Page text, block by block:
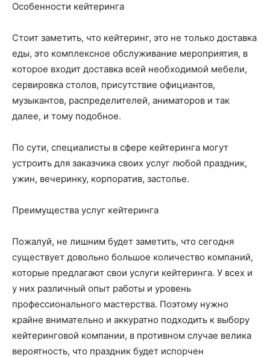
Особенности кейтеринга
Стоит заметить, что кейтеринг, это не только доставка
еды, это комплексное обслуживание мероприятия, в
которое входит доставка всей необходимой мебели,
сервировка столов, присутствие официантов,
музыкантов, распределителей, аниматоров и так
далее, и тому подобное.
По сути, специалисты в сфере кейтеринга могут
устроить для заказчика своих услуг любой праздник,
ужин, вечеринку, корпоратив, застолье.
Преимущества услуг кейтеринга
Пожалуй, не лишним будет заметить, что сегодня
существует довольно большое количество компаний,
которые предлагают свои услуги кейтеринга. У всех и
у них различный опыт работы и уровень
профессионального мастерства. Поэтому нужно
крайне внимательно и аккуратно подходить к выбору
кейтеринговой компании, в противном случае велика
вероятность, что праздник будет испорчен